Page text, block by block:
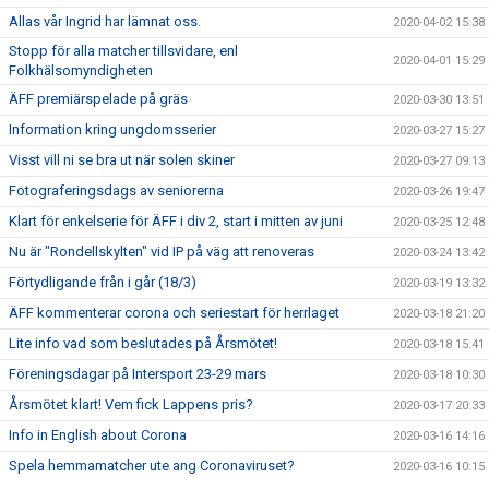
Allas vår Ingrid har lämnat oss. 2020-04-02 15:38
Stopp för alla matcher tillsvidare, enl
Folkhälsomyndigheten
2020-04-01 15:29
ÄFF premiärspelade på gräs 2020-03-30 13:51
Information kring ungdomsserier 2020-03-27 15:27
Visst vill ni se bra ut när solen skiner 2020-03-27 09:13
Fotograferingsdags av seniorerna 2020-03-26 19:47
Klart för enkelserie för ÄFF i div 2, start i mitten av juni 2020-03-25 12:48
Nu är "Rondellskylten" vid IP på väg att renoveras 2020-03-24 13:42
Förtydligande från i går (18/3) 2020-03-19 13:32
ÄFF kommenterar corona och seriestart för herrlaget 2020-03-18 21:20
Lite info vad som beslutades på Årsmötet! 2020-03-18 15:41
Föreningsdagar på Intersport 23-29 mars 2020-03-18 10:30
Årsmötet klart! Vem fick Lappens pris? 2020-03-17 20:33
Info in English about Corona 2020-03-16 14:16
Spela hemmamatcher ute ang Coronaviruset? 2020-03-16 10:15